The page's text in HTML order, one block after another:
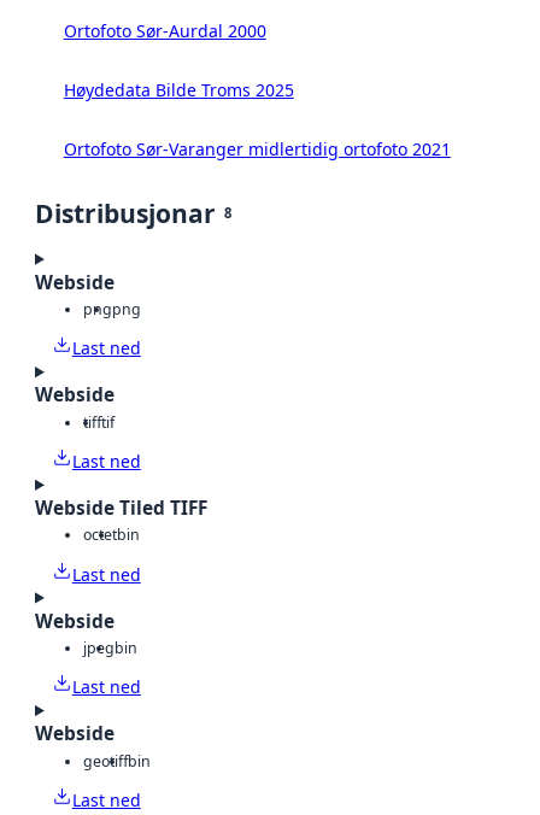
Ortofoto Sør-Aurdal 2000
Høydedata Bilde Troms 2025
Ortofoto Sør-Varanger midlertidig ortofoto 2021
Distribusjonar 8
Webside
pngpng
Last ned
Webside
tifftif
Last ned
Webside Tiled TIFF
octetbin
Last ned
Webside
jpegbin
Last ned
Webside
geotiffbin
Last ned